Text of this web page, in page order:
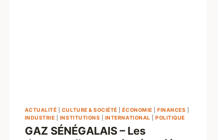
ACTUALITÉ |CULTURE & SOCIÉTÉ|ÉCONOMIE |FINANCES
INDUSTRIE|INSTITUTIONS |INTERNATIONAL